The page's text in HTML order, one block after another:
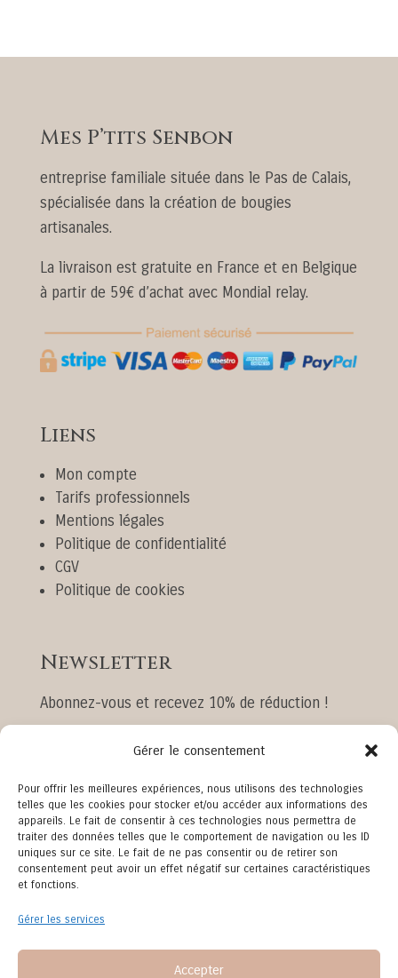
Gérer le consentement
Pour offrir les meilleures expériences, nous utilisons des technologies
telles que les cookies pour stocker et/ou accéder aux informations des
appareils. Le fait de consentir à ces technologies nous permettra de
traiter des données telles que le comportement de navigation ou les ID
uniques sur ce site. Le fait de ne pas consentir ou de retirer son
consentement peut avoir un effet négatif sur certaines caractéristiques
et fonctions.
Gérer les services
Accepter
Mes P’tits Senbon
entreprise familiale située dans le Pas de Calais,
spécialisée dans la création de bougies
artisanales.
La livraison est gratuite en France et en Belgique
à partir de 59€ d’achat avec Mondial relay.
Liens
Mon compte
Tarifs professionnels
Mentions légales
Politique de confidentialité
CGV
Politique de cookies
Newsletter
Abonnez-vous et recevez 10% de réduction !
JE M'ABONNE